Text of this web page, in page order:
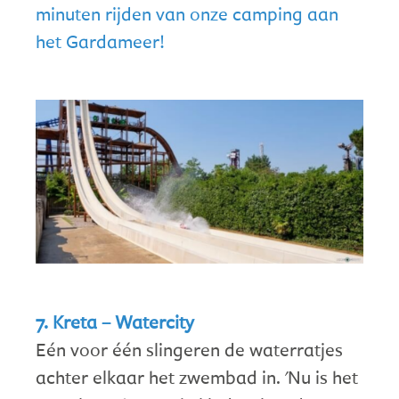
minuten rijden van onze camping aan
het Gardameer!
7. Kreta – Watercity
Eén voor één slingeren de waterratjes
achter elkaar het zwembad in. 'Nu is het